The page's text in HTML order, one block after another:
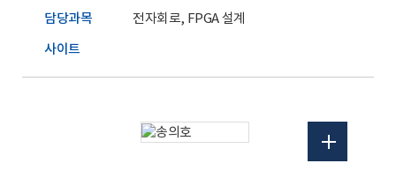
담당과목 전자회로, FPGA 설계
사이트